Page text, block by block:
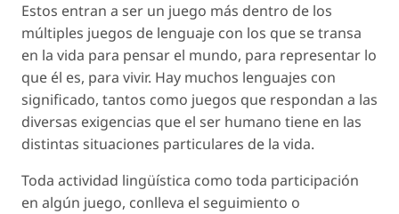
Estos entran a ser un juego más dentro de los
múltiples juegos de lenguaje con los que se transa
en la vida para pensar el mundo, para representar lo
que él es, para vivir. Hay muchos lenguajes con
significado, tantos como juegos que respondan a las
diversas exigencias que el ser humano tiene en las
distintas situaciones particulares de la vida.
Toda actividad lingüística como toda participación
en algún juego, conlleva el seguimiento o